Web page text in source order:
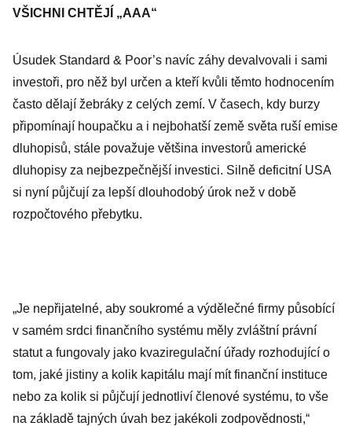
VŠICHNI CHTĚJÍ „AAA“
Úsudek Standard & Poor’s navíc záhy devalvovali i sami
investoři, pro něž byl určen a kteří kvůli těmto hodnocením
často dělají žebráky z celých zemí. V časech, kdy burzy
připomínají houpačku a i nejbohatší země světa ruší emise
dluhopisů, stále považuje většina investorů americké
dluhopisy za nejbezpečnější investici. Silně deficitní USA
si nyní půjčují za lepší dlouhodobý úrok než v době
rozpočtového přebytku.
„Je nepřijatelné, aby soukromé a výdělečné firmy působící
v samém srdci finančního systému měly zvláštní právní
statut a fungovaly jako kvaziregulační úřady rozhodující o
tom, jaké jistiny a kolik kapitálu mají mít finanční instituce
nebo za kolik si půjčují jednotliví členové systému, to vše
na základě tajných úvah bez jakékoli zodpovědnosti,“